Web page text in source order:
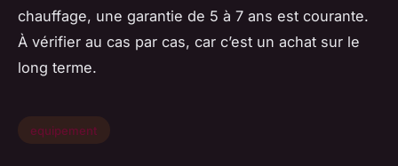
chauffage, une garantie de 5 à 7 ans est courante.
À vérifier au cas par cas, car c’est un achat sur le
long terme.
equipement